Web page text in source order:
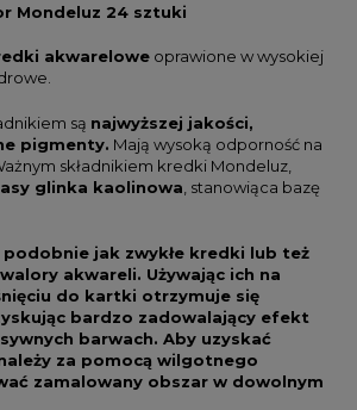
Mondeluz 24 sztuki
akwarelowe oprawione w wysokiej
są najwyższej jakości,
pigmenty. Mają wysoką odporność na
składnikiem kredki Mondeluz,
glinka kaolinowa , stanowiąca bazę
podobnie jak zwykłe kredki lub też
akwareli. Używając ich na
do kartki otrzymuje się
bardzo zadowalający efekt
barwach. Aby uzyskać
za pomocą wilgotnego
zamalowany obszar w dowolnym